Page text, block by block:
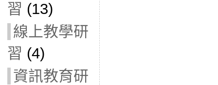
習 (13)
線上教學研
習 (4)
資訊教育研